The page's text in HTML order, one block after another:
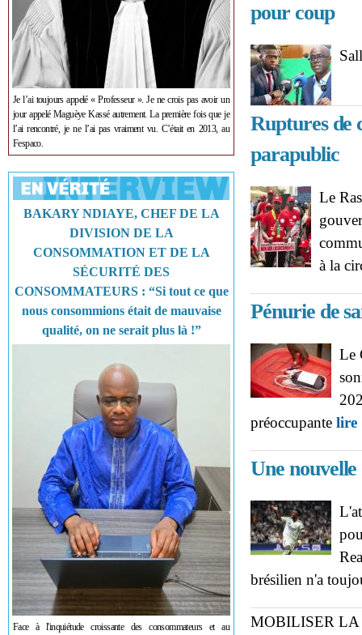
Je l’ai toujours appelé « Professeur ». Je ne crois pas avoir un
jour appelé Maguèye Kassé autrement. La première fois que je
l’ai rencontré, je ne l’ai pas vraiment vu. C’était en 2013, au
Fespaco.
BAKARY NDIAYE, CHEF DE LA
DIVISION DE LA
CONSOMMATION ET DE LA
SÉCURITÉ DES
CONSOMMATEURS : “Si tout ce que
nous consommions était de mauvaise
qualité, on ne serait plus là !”
Face à l'inquiétude croissante des consommateurs et au
pour coup
Ruptures de
parapublic
Le
à la
Pénurie de
Le
préoccupante lire
Une
brésilien n'a
MOBILISER LA